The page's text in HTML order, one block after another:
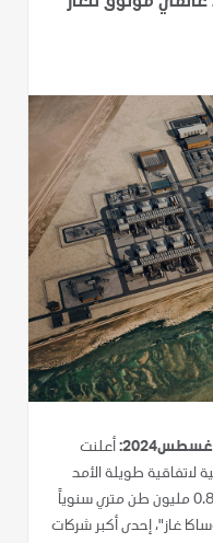
أعلنت
لاتفاقية طويلة الأمد
(اتفاقية الغاز الطبيعي المسال) لتوريد 0.8 مليون طن متري سنوياً
غاز"، إحدى أكبر شركات